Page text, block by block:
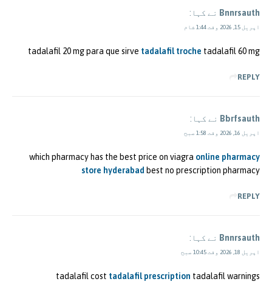
Bnnrsauth نے کہا:
اپریل 15, 2026 وقت 1:44 شام
tadalafil 20 mg para que sirve tadalafil troche tadalafil 60 mg
REPLY
Bbrfsauth نے کہا:
اپریل 16, 2026 وقت 1:58 صبح
which pharmacy has the best price on viagra online pharmacy
store hyderabad best no prescription pharmacy
REPLY
Bnnrsauth نے کہا:
اپریل 18, 2026 وقت 10:45 صبح
tadalafil cost tadalafil prescription tadalafil warnings